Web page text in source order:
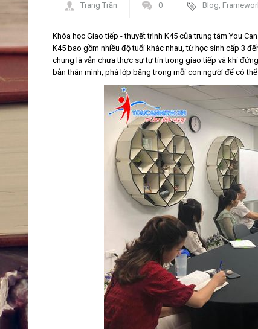
Trang Trần
0 Blog,
Khóa học Giao tiếp - thuyết trình K45 của trung tâm You
K45 bao gồm nhiều độ tuổi khác nhau, từ học sinh cấp 3
chung là vẫn chưa thực sự tự tin trong giao tiếp và khi
bản thân mình, phá lớp băng trong mỗi con người để có